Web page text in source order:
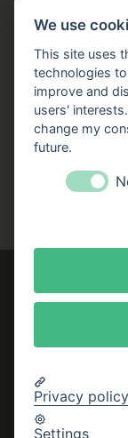
Folgen
Facebook
Zustellung
We use
This site uses
technologies
improve and
users'
change my
future.
Privacy policy
Settings